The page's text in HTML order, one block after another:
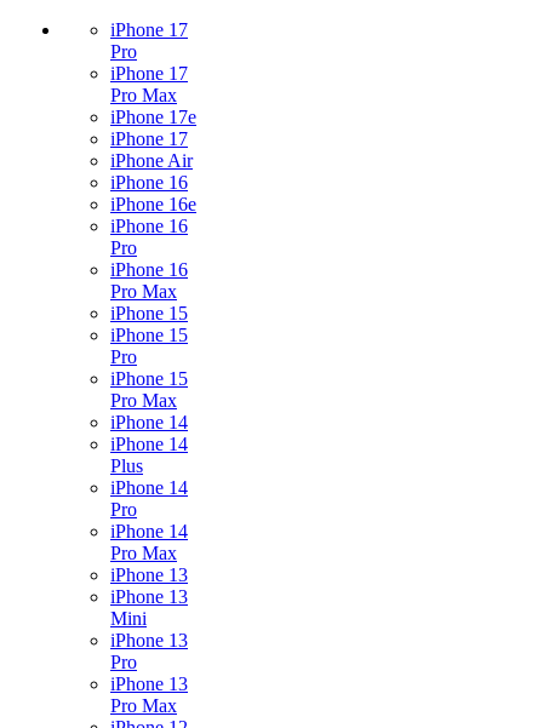
iPhone 17
Pro
iPhone 17
Pro Max
iPhone 17e
iPhone 17
iPhone Air
iPhone 16
iPhone 16e
iPhone 16
Pro
iPhone 16
Pro Max
iPhone 15
iPhone 15
Pro
iPhone 15
Pro Max
iPhone 14
iPhone 14
Plus
iPhone 14
Pro
iPhone 14
Pro Max
iPhone 13
iPhone 13
Mini
iPhone 13
Pro
iPhone 13
Pro Max